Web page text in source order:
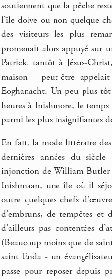
soutiennent que la pêche
l’île doive ou non quelque
des visiteurs les plus
promenait alors appuyé sur
Patrick, tantôt à Jésus-
maison - peut-être
Eoghanacht. Un peu plus
heures à lnishmore, le
parmi les plus insignifiantes
En fait, la mode littéraire des
dernières années du
injonction de William Butler
Inishmaan, une île où il
outre quelques chefs
d’embruns, de tempêtes
d’ailleurs pas contentées
(Beaucoup moins que de
saint Enda - un
passe pour reposer depuis